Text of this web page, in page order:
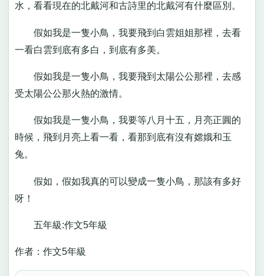
水，看看現在的北戴河和古詩里的北戴河有什麼區別。
假如我是一隻小鳥，我要飛到白雲姐姐那裡，去看
一看白雲到底有多白，到底有多美。
假如我是一隻小鳥，我要飛到太陽公公那裡，去感
受太陽公公那火熱的激情。
假如我是一隻小鳥，我要等八月十五，月亮正圓的
時候，飛到月亮上看一看，看那到底有沒有嫦娥和玉
兔。
假如，假如我真的可以變成一隻小鳥，那該有多好
呀！
五年級:作文5年級
作者：作文5年級